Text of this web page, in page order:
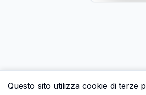
Questo sito utilizza cookie di terze